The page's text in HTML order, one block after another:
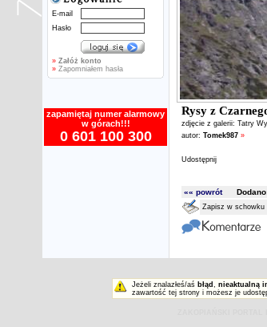
E-mail
Hasło
» Załóż konto
» Zapomniałem hasła
zapamiętaj numer alarmowy
w górach!!!
0 601 100 300
Rysy z
zdjęcie z galerii: Tatry
autor: Tomek987 »
Udostępnij
«« powrótDodano:
Zapisz w schowku
Jeżeli znalazłeś/aś błąd , nieaktualną
zawartość tej strony i możesz je